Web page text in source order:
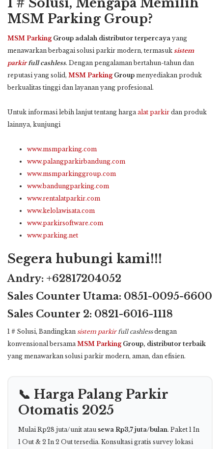
1 # Solusi, Mengapa Memilih
MSM Parking Group?
MSM ParkingGroup adalah distributor terpercaya yang
menawarkan berbagai solusi parkir modern, termasuk sistem
parkirfull cashless. Dengan pengalaman bertahun-tahun dan
reputasi yang solid, MSM ParkingGroup menyediakan produk
berkualitas tinggi dan layanan yang profesional.
Untuk informasi lebih lanjut tentang hargaalat parkir dan produk
lainnya, kunjungi
www.msmparking.com
www.palangparkirbandung.com
www.msmparkinggroup.com
www.bandungparking.com
www.rentalatparkir.com
www.kelolawisata.com
www.parkirsoftware.com
www.parking.net
Segera hubungi kami!!!
Andry: +62817204052
Sales Counter Utama: 0851-0095-6600
Sales Counter 2: 0821-6016-1118
1 # Solusi, Bandingkan sistem parkirfull cashlessdengan
konvensional bersamaMSM ParkingGroup, distributor terbaik
yang menawarkan solusi parkir modern, aman, dan efisien.
📞 Harga Palang Parkir
Otomatis 2025
Mulai Rp28 juta/unit atau sewa Rp3,7 juta/bulan. Paket 1 In
1 Out & 2 In 2 Out tersedia. Konsultasi gratis survey lokasi